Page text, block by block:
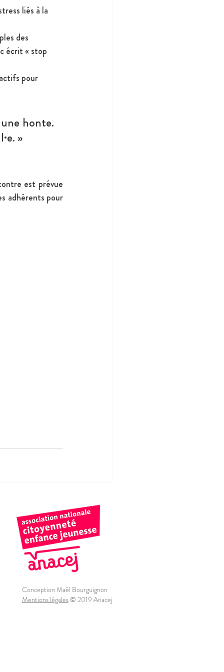
liés à la
des
écrit « stop
pour
honte.
»
est prévue
adhérents pour
Conception Maël Bourguignon
Mentions légales© 2019 Anacej